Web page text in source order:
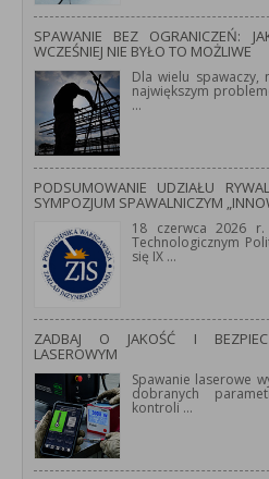
SPAWANIE BEZ OGRANICZEŃ:
WCZEŚNIEJ NIE BYŁO TO MOŻLIWE
Dla wielu spawaczy,
największym
...
PODSUMOWANIE UDZIAŁU
SYMPOZJUM SPAWALNICZYM
18 czerwca 2026 r.
Technologicznym
się IX ...
ZADBAJ O JAKOŚĆ I
LASEROWYM
Spawanie laserowe
dobranych
kontroli...